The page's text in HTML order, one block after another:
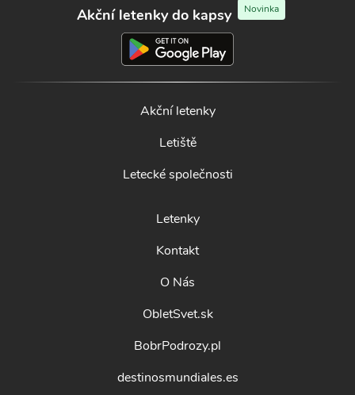
Akční letenky do kapsy Novinka
Akční letenky
Letiště
Letecké společnosti
Letenky
Kontakt
O Nás
ObletSvet.sk
BobrPodrozy.pl
destinosmundiales.es